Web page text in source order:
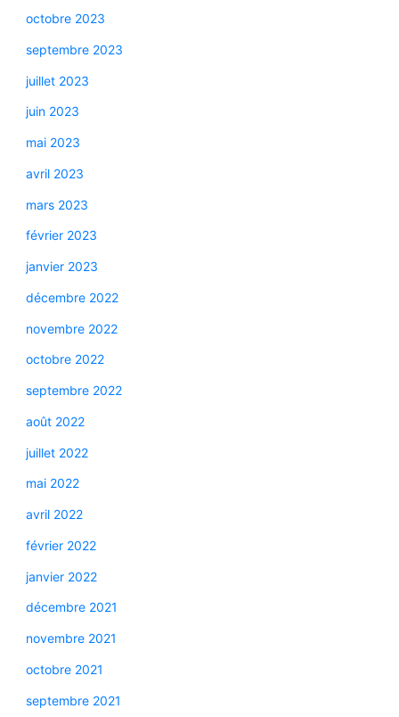
octobre 2023
septembre 2023
juillet 2023
juin 2023
mai 2023
avril 2023
mars 2023
février 2023
janvier 2023
décembre 2022
novembre 2022
octobre 2022
septembre 2022
août 2022
juillet 2022
mai 2022
avril 2022
février 2022
janvier 2022
décembre 2021
novembre 2021
octobre 2021
septembre 2021